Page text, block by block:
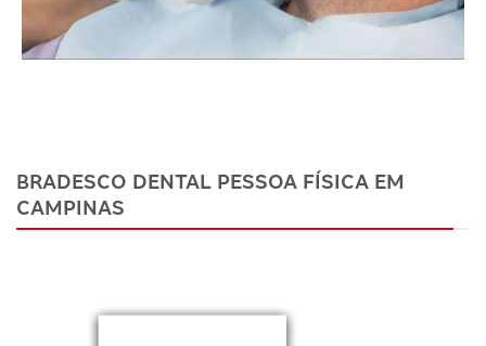
BRADESCO DENTAL PESSOA FÍSICA EM
CAMPINAS